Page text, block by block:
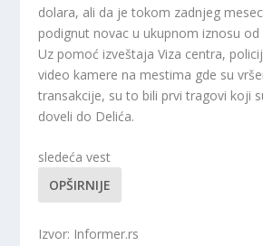
dolara, ali da je tokom zadnjeg
podignut novac u ukupnom iznosu od
Uz pomoć izveštaja Viza centra,
video kamere na mestima gde su
transakcije, su to bili prvi tragovi koji
doveli do Delića.
sledeća vest
OPŠIRNIJE
Izvor: Informer.rs